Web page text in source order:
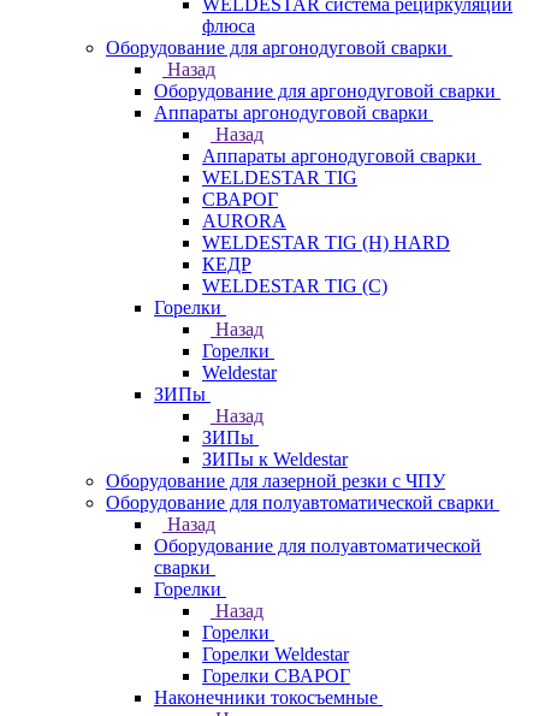
WELDESTAR система рециркуляции
флюса
Оборудование для аргонодуговой сварки
Назад
Оборудование для аргонодуговой сварки
Аппараты аргонодуговой сварки
Назад
Аппараты аргонодуговой сварки
WELDESTAR TIG
СВАРОГ
AURORA
WELDESTAR TIG (H) HARD
КЕДР
WELDESTAR TIG (С)
Горелки
Назад
Горелки
Weldestar
ЗИПы
Назад
ЗИПы
ЗИПы к Weldestar
Оборудование для лазерной резки с ЧПУ
Оборудование для полуавтоматической сварки
Назад
Оборудование для полуавтоматической
сварки
Горелки
Назад
Горелки
Горелки Weldestar
Горелки СВАРОГ
Наконечники токосъемные